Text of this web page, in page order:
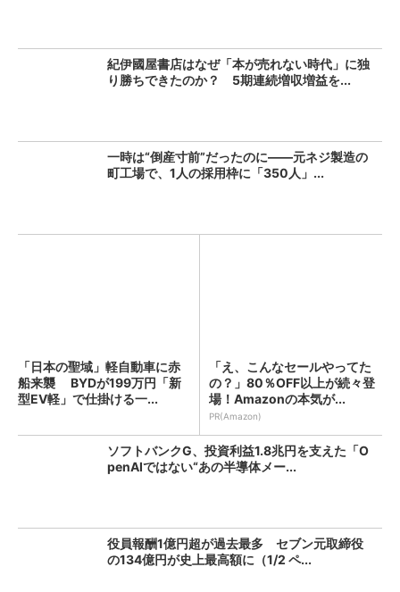
紀伊國屋書店はなぜ「本が売れない時代」に独
り勝ちできたのか？ 5期連続増収増益を...
一時は“倒産寸前”だったのに――元ネジ製造の
町工場で、1人の採用枠に「350人」...
「日本の聖域」軽自動車に赤
船来襲 BYDが199万円「新
型EV軽」で仕掛ける一...
「え、こんなセールやってた
の？」80％OFF以上が続々登
場！Amazonの本気が...
PR(Amazon)
ソフトバンクG、投資利益1.8兆円を支えた「O
penAIではない“あの半導体メー...
役員報酬1億円超が過去最多 セブン元取締役
の134億円が史上最高額に（1/2 ペ...